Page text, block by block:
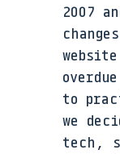
2007
to
we
tech,